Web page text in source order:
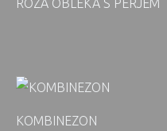
ROZA OBLEKA S PERJEM
KOMBINEZON